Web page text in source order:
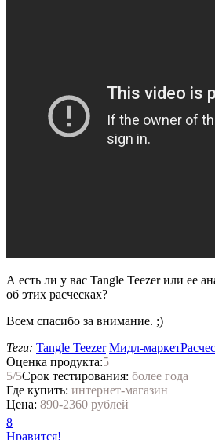
А есть ли у вас Tangle Teezer или ее
об этих расческах?
Всем спасибо за внимание. ;)
Теги: Tangle Teezer Мидл-маркет
Оценка продукта:5
5/5Срок тестирования: более года
Где купить: интернет-магазин
Цена: 890-2360 рублей
8
Нравится!